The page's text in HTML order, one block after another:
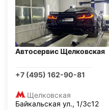
Автосервис Щелковская
+7 (495) 162-90-81
Щелковская
Байкальская ул., 1/3с12